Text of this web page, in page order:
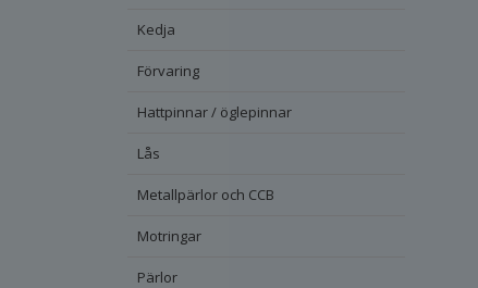
Kedja
Förvaring
Hattpinnar / öglepinnar
Lås
Metallpärlor och CCB
Motringar
Pärlor